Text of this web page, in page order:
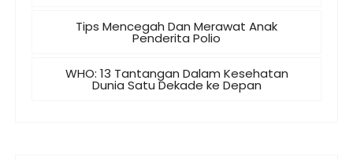
Tips Mencegah Dan Merawat Anak
Penderita Polio
WHO: 13 Tantangan Dalam Kesehatan
Dunia Satu Dekade ke Depan